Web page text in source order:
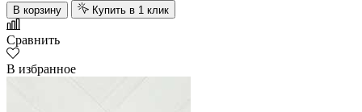
В корзину
Купить в 1 клик
Сравнить
В избранное